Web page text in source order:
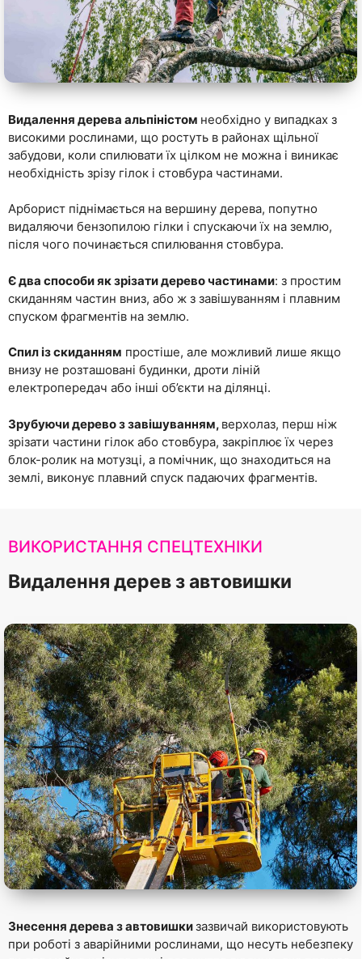
Видалення дерева альпіністом необхідно у випадках з
високими рослинами, що ростуть в районах щільної
забудови, коли спилювати їх цілком не можна і виникає
необхідність зрізу гілок і стовбура частинами.
Арборист піднімається на вершину дерева, попутно
видаляючи бензопилою гілки і спускаючи їх на землю,
після чого починається спилювання стовбура.
Є два способи як зрізати дерево частинами: з простим
скиданням частин вниз, або ж з завішуванням і плавним
спуском фрагментів на землю.
Спил із скиданням простіше, але можливий лише якщо
внизу не розташовані будинки, дроти ліній
електропередач або інші об’єкти на ділянці.
Зрубуючи дерево з завішуванням, верхолаз, перш ніж
зрізати частини гілок або стовбура, закріплює їх через
блок-ролик на мотузці, а помічник, що знаходиться на
землі, виконує плавний спуск падаючих фрагментів.
ВИКОРИСТАННЯ СПЕЦТЕХНІКИ
Видалення дерев з автовишки
Знесення дерева з автовишкизазвичай використовують
при роботі з аварійними рослинами, що несуть небезпеку